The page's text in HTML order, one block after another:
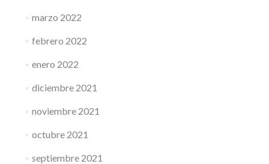
marzo 2022
febrero 2022
enero 2022
diciembre 2021
noviembre 2021
octubre 2021
septiembre 2021